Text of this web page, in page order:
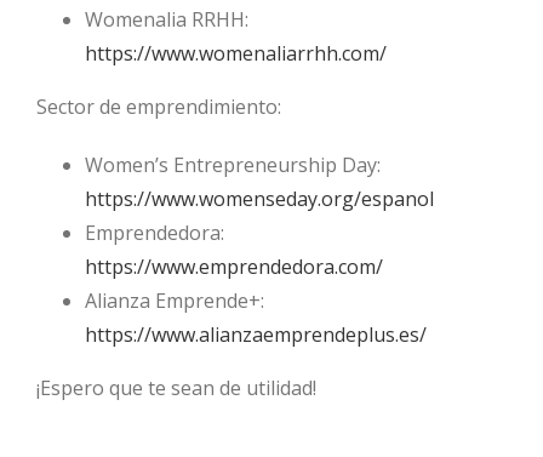
Womenalia RRHH:
https://www.womenaliarrhh.com/
Sector de emprendimiento:
Women’s Entrepreneurship Day:
https://www.womenseday.org/espanol
Emprendedora:
https://www.emprendedora.com/
Alianza Emprende+:
https://www.alianzaemprendeplus.es/
¡Espero que te sean de utilidad!